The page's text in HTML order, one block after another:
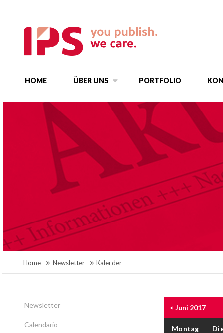
HOME ÜBER UNS PORTFOLIO
Home Newsletter Kalender
< Juni 2017
Montag Di
Newsletter
Calendario